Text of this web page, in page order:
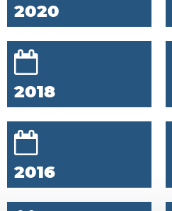
2020
2018
2016